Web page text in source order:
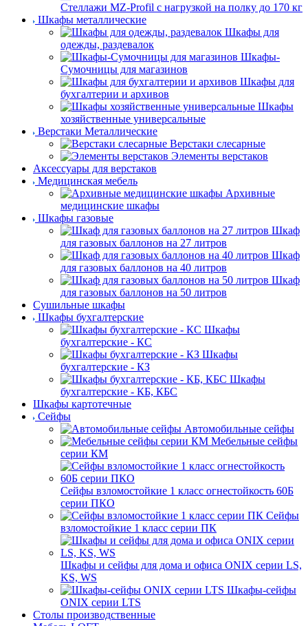
Стеллажи MZ-Profil с нагрузкой на полку до 170 кг
Шкафы металлические
Шкафы для
одежды, раздевалок
Шкафы-
Сумочницы для магазинов
Шкафы для
бухгалтерии и архивов
Шкафы
хозяйственные универсальные
Верстаки Металлические
Верстаки слесарные
Элементы верстаков
Аксессуары для верстаков
Медицинская мебель
Архивные
медицинские шкафы
Шкафы газовые
Шкаф
для газовых баллонов на 27 литров
Шкаф
для газовых баллонов на 40 литров
Шкаф
для газовых баллонов на 50 литров
Сушильные шкафы
Шкафы бухгалтерские
Шкафы
бухгалтерские - КС
Шкафы
бухгалтерские - КЗ
Шкафы
бухгалтерские - КБ, КБС
Шкафы картотечные
Сейфы
Автомобильные сейфы
Мебельные сейфы
серии КМ
Сейфы взломостойкие 1 класс огнестойкость 60Б
серии ПКО
Сейфы
взломостойкие 1 класс серии ПК
Шкафы и сейфы для дома и офиса ONIX серии LS,
KS, WS
Шкафы-сейфы
ONIX серии LTS
Столы производственные